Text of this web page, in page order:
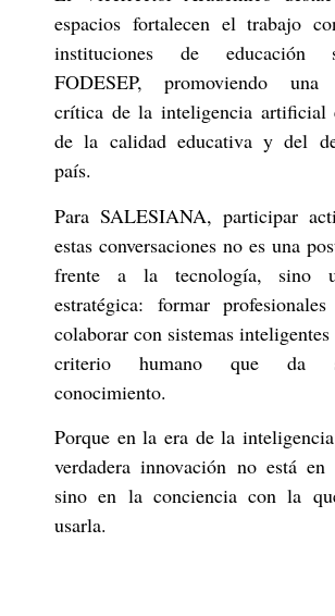
espacios fortalecen el trabajo
instituciones de educación
FODESEP, promoviendo una
crítica de la inteligencia artificial
de la calidad educativa y del
país.
Para SALESIANA, participar
estas conversaciones no es una
frente a la tecnología, sino
estratégica: formar
colaborar con sistemas
criterio humano que da
conocimiento.
Porque en la era de la
verdadera innovación no está
sino en la conciencia con la
usarla.